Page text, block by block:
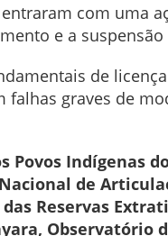
com uma
e a
de
falhas graves de
Povos Indígenas
de
Reservas
Observatório